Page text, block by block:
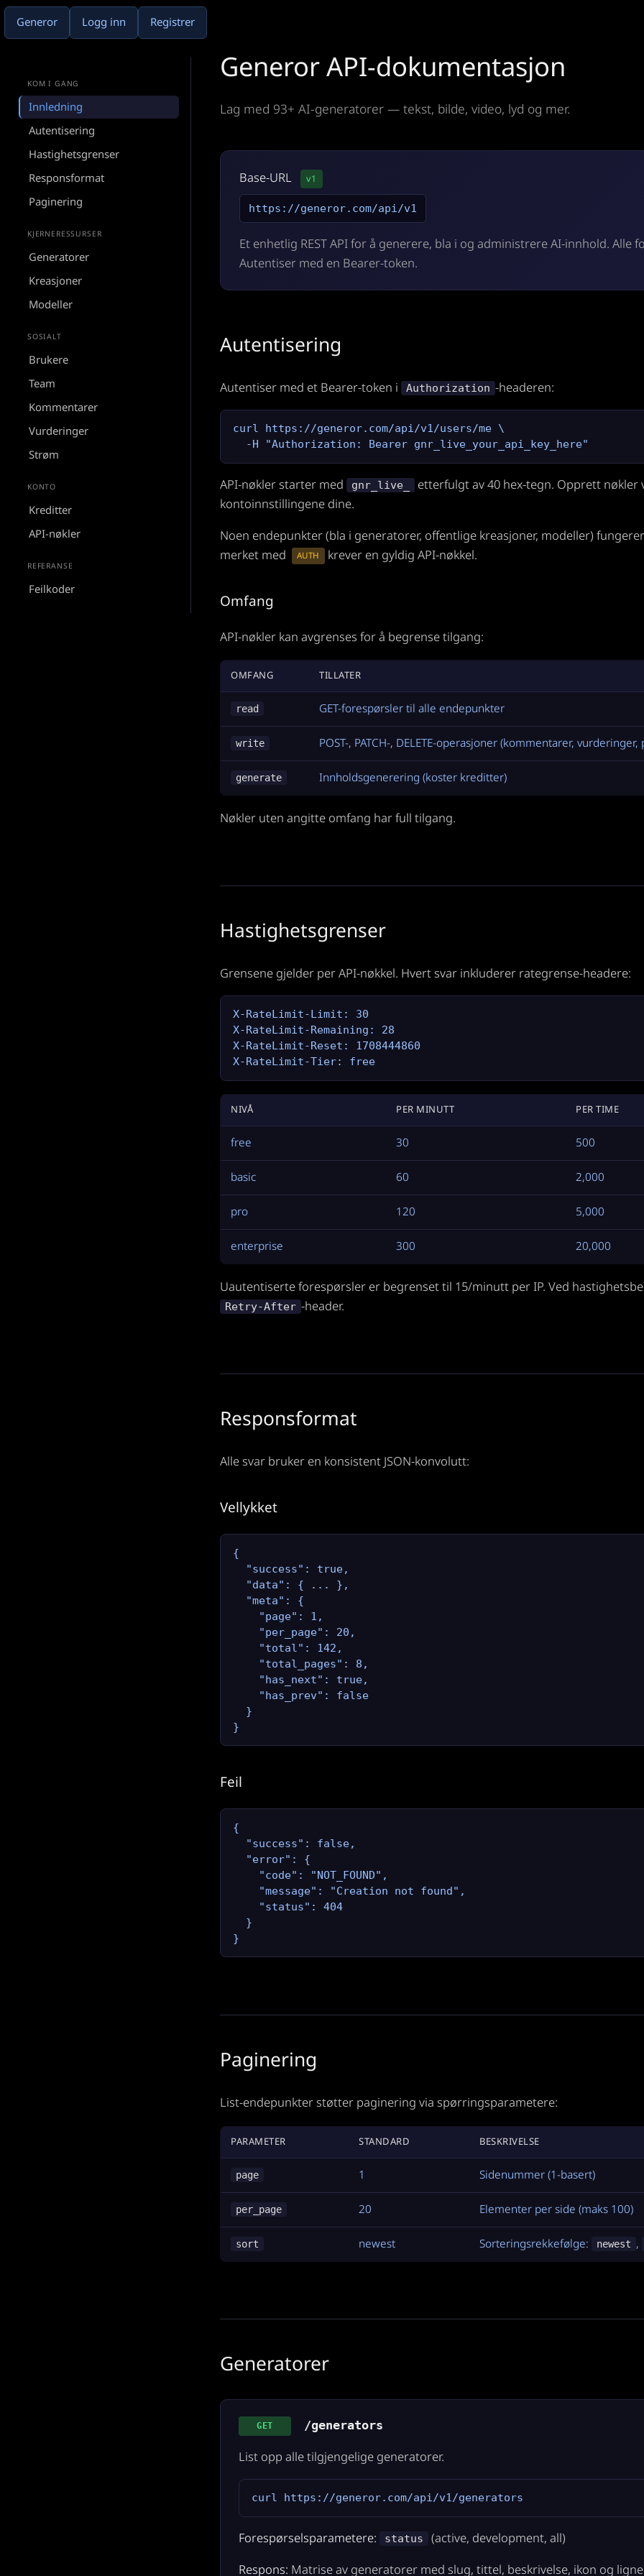
Generor Logg inn Registrer
KOM I GANG
Innledning
Autentisering
Hastighetsgrenser
Responsformat
Paginering
KJERNERESSURSER
Generatorer
Kreasjoner
Modeller
SOSIALT
Brukere
Team
Kommentarer
Vurderinger
Strøm
KONTO
Kreditter
API-nøkler
REFERANSE
Feilkoder
Generor API-dokumentasjon
Lag med 93+ AI-generatorer — tekst, bilde, video, lyd og mer.
Base-URL v1
https://generor.com/api/v1
Et enhetlig REST API for å generere, bla i og administrere AI-innhold. Alle
Autentiser med en Bearer-token.
Autentisering
Autentiser med et Bearer-token i Authorization -headeren:
curl https://generor.com/api/v1/users/me \
  -H "Authorization: Bearer gnr_live_your_api_key_here"
API-nøkler starter med gnr_live_
etterfulgt av 40 hex-tegn. Opprett nøkler
kontoinnstillingene dine.
Noen endepunkter (bla i generatorer, offentlige kreasjoner, modeller)
merket med
AUTH krever en gyldig API-nøkkel.
Omfang
API-nøkler kan avgrenses for å begrense tilgang:
OMFANG TILLATER
read GET-forespørsler til alle endepunkter
write POST-, PATCH-, DELETE-operasjoner (kommentarer,
generate Innholdsgenerering (koster kreditter)
Nøkler uten angitte omfang har full tilgang.
Hastighetsgrenser
Grensene gjelder per API-nøkkel. Hvert svar inkluderer rategrense-headere:
X-RateLimit-Limit: 30
X-RateLimit-Remaining: 28
X-RateLimit-Reset: 1708444860
X-RateLimit-Tier: free
NIVÅ PER MINUTT PER TIME
free 30 500
basic 60 2,000
pro 120 5,000
enterprise 300 20,000
Uautentiserte forespørsler er begrenset til 15/minutt per IP. Ved
Retry-After -header.
Responsformat
Alle svar bruker en konsistent JSON-konvolutt:
Vellykket
{
  "success": true,
  "data": { ... },
  "meta": {
    "page": 1,
    "per_page": 20,
    "total": 142,
    "total_pages": 8,
    "has_next": true,
    "has_prev": false
  }
}
Feil
{
  "success": false,
  "error": {
    "code": "NOT_FOUND",
    "message": "Creation not found",
    "status": 404
  }
}
Paginering
List-endepunkter støtter paginering via spørringsparametere:
PARAMETER STANDARD BESKRIVELSE
page 1 Sidenummer (1-basert)
per_page 20 Elementer per side (maks 100)
sort newest Sorteringsrekkefølge: newest ,
Generatorer
GET /generators
List opp alle tilgjengelige generatorer.
curl https://generor.com/api/v1/generators
Forespørselsparametere: status
(active, development, all)
Respons: Matrise av generatorer med slug, tittel, beskrivelse, ikon og